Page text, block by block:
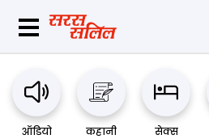
ऑडियो कहानी सेक्स